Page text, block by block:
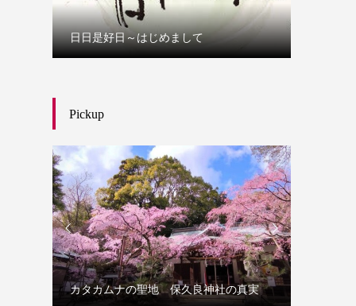
日日是好日～はじめまして
Pickup

カタカムナの聖地 保久良神社の真実
